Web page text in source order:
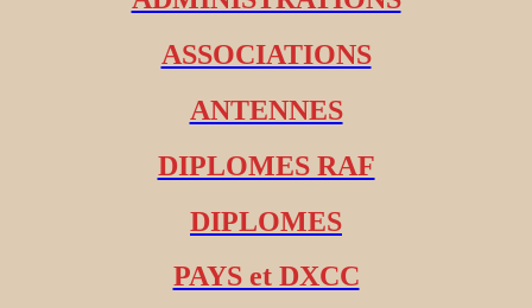
ASSOCIATIONS
ANTENNES
DIPLOMES RAF
DIPLOMES
PAYS et DXCC